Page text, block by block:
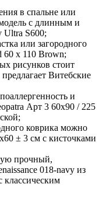
в спальне или
с длинным и
Ultra S600;
или загородного
60 x 110 Brown;
рисунков стоит
Витебские
и
Арт 3 60х90 / 225
коврика можно
± 3 см с кисточками
прочный,
018-navy из
классическим